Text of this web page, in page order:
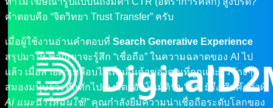
คำตอบคือ “จิตวิทยา Trust Transfer” ครับ
เมื่อผู้ใช้งานอ่านคำตอบที่ Search Generative Experience
สรุปมาให้ พวกเขาจะรู้สึก “เชื่อถือ” ในความฉลาดของ AI ไป
แล้ว เมื่อสายตาเหลือบไปเห็นสินค้าของคุณที่ถูกแปะไว้ข้างๆ
สมองมนุษย์จะทึกทักไปเองโดยอัตโนมัติว่า“อ้อ! นี่ไง สินค้าตัวที่
AI แนะนำให้ฉันใช้!”คุณกำลังยืมความน่าเชื่อถือระดับโลกของ